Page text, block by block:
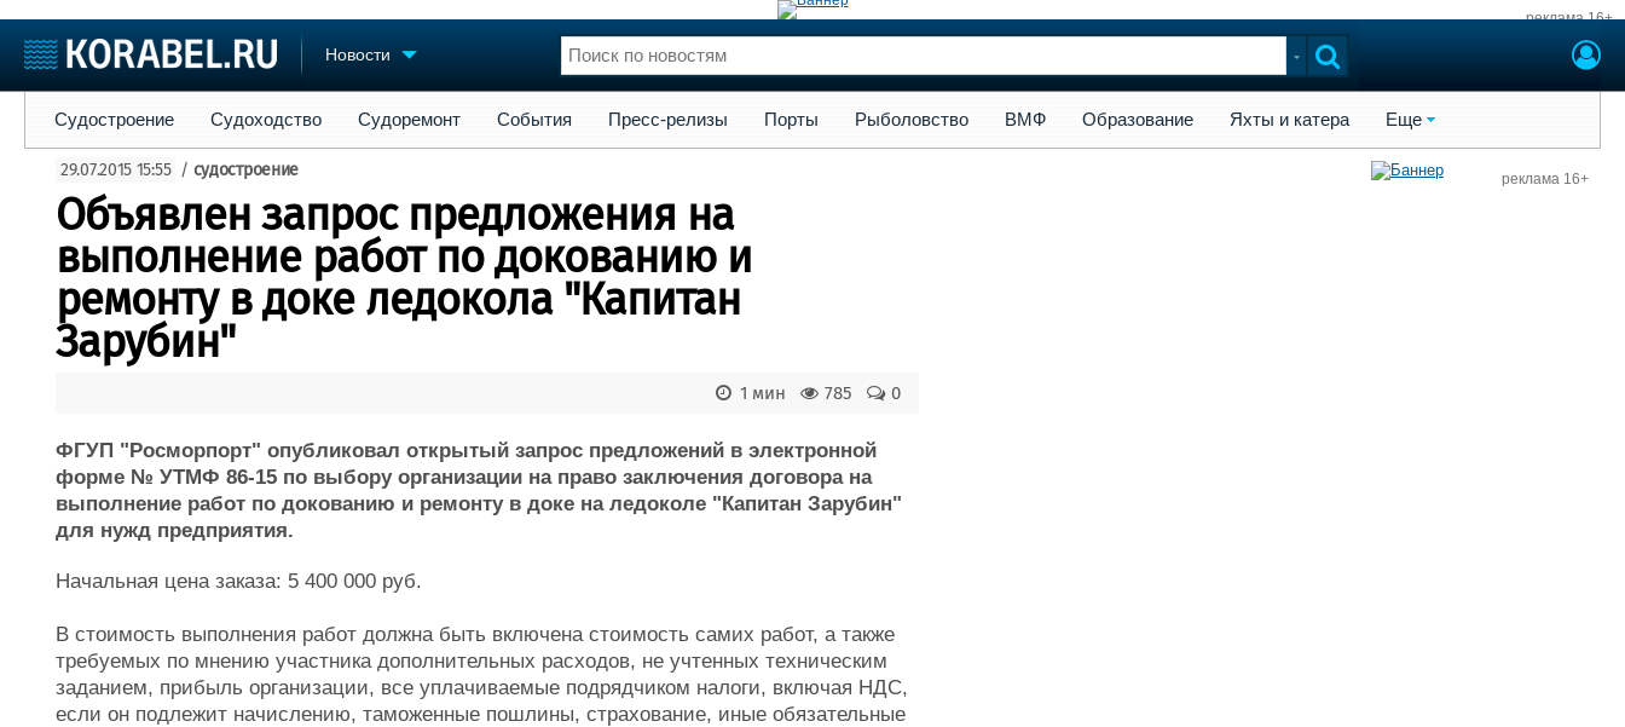
реклама 16+
Новости
Судостроение
Пульс
Новости
Репутация
Работа
Крюинг
Журнал
Торговая площадка
Доска объявлений
Продажа флота
Оборудование
Изделия
Материалы
Услуги
Конференции
Личности
Словарь
Флот
Форум
Все службы
Судостроение Судоходство Судоремонт События Пресс-релизы Порты Рыболовство ВМФ Образование Яхты и катера Еще
29.07.2015 15:55 / судостроение
Объявлен запрос предложения на
выполнение работ по докованию и
ремонту в доке ледокола "Капитан
Зарубин"
0
785
1 мин
ФГУП "Росморпорт" опубликовал открытый запрос предложений в электронной
форме № УТМФ 86-15 по выбору организации на право заключения договора на
выполнение работ по докованию и ремонту в доке на ледоколе "Капитан Зарубин"
для нужд предприятия.
Начальная цена заказа: 5 400 000 руб.
В стоимость выполнения работ должна быть включена стоимость самих работ, а также
требуемых по мнению участника дополнительных расходов, не учтенных техническим
заданием, прибыль организации, все уплачиваемые подрядчиком налоги, включая НДС,
если он подлежит начислению, таможенные пошлины, страхование, иные обязательные
реклама 16+